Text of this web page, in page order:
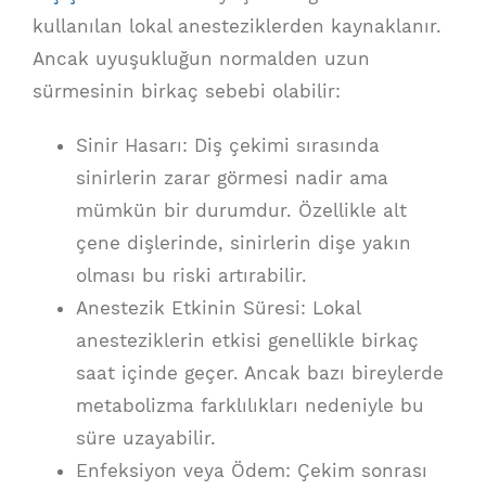
kullanılan lokal anesteziklerden kaynaklanır.
Ancak uyuşukluğun normalden uzun
sürmesinin birkaç sebebi olabilir:
Sinir Hasarı: Diş çekimi sırasında
sinirlerin zarar görmesi nadir ama
mümkün bir durumdur. Özellikle alt
çene dişlerinde, sinirlerin dişe yakın
olması bu riski artırabilir.
Anestezik Etkinin Süresi: Lokal
anesteziklerin etkisi genellikle birkaç
saat içinde geçer. Ancak bazı bireylerde
metabolizma farklılıkları nedeniyle bu
süre uzayabilir.
Enfeksiyon veya Ödem: Çekim sonrası